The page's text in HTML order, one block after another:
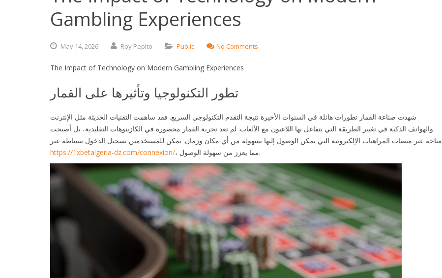
secs
Gambling Experiences
May 14,2026 Roy Pepito Public No Comments
The Impact of Technology on Modern Gambling Experiences
تطور التكنولوجيا وتأثيرها على القمار
شهدت صناعة القمار تطورات هائلة في السنوات الأخيرة نتيجة التقدم التكنولوجي السريع. فقد ساهمت التقنيات الحديثة مثل الإنترنت
والهواتف الذكية في تغيير الطريقة التي يتفاعل بها اللاعبون مع الألعاب. لم تعد تجربة القمار محصورة في الكازينوهات التقليدية، بل أصبحت
متاحة عبر منصات المراهنات الإلكترونية التي يمكن الوصول إليها بسهولة من أي مكان وزمان. يمكن للمستخدمين تسجيل الدخول ببساطة عبر
https://1xbetalgeria-dz.com/connexion/
، مما يعزز من سهولة الوصول.